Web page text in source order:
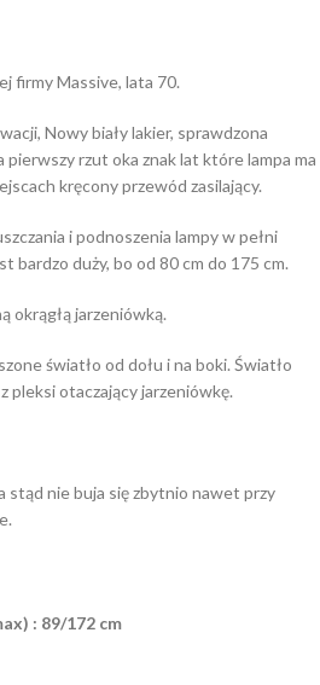
firmy Massive, lata 70.
Nowy biały lakier, sprawdzona
rzut oka znak lat które lampa ma
kręcony przewód zasilający.
i podnoszenia lampy w pełni
bardzo duży, bo od 80 cm do 175 cm.
okrągłą jarzeniówką.
światło od dołu i na boki. Światło
pleksi otaczający jarzeniówkę.
stąd nie buja się zbytnio nawet przy
: 89/172 cm